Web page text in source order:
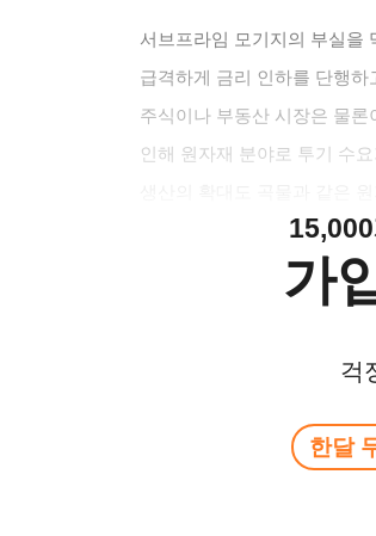
서브프라임 모기지의 부실을
급격하게 금리 인하를 단행
주식이나 부동산 시장은 물
인해 원자재 분야로 투기 수
가
걱
한달